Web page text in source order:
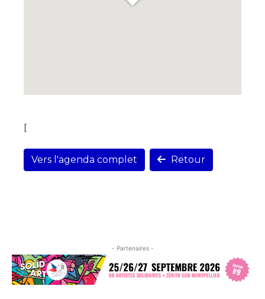
[
Vers l'agenda complet Retour
- Partenaires -